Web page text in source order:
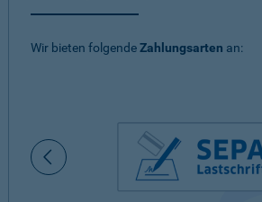
Wir bieten folgendeZahlungsarten an: